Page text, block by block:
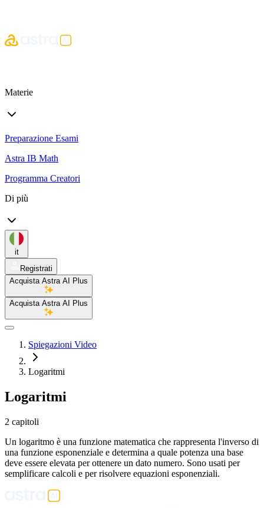
Materie
Preparazione Esami
Astra IB Math
Programma Creatori
Di più
it
Registrati
Acquista Astra AI Plus
Acquista Astra AI Plus
Spiegazioni Video
Logaritmi
Logaritmi
2 capitoli
Un logaritmo è una funzione matematica che rappresenta l'inverso di
una funzione esponenziale e determina a quale potenza una base
deve essere elevata per ottenere un dato numero. Sono usati per
semplificare calcoli e per risolvere equazioni esponenziali.